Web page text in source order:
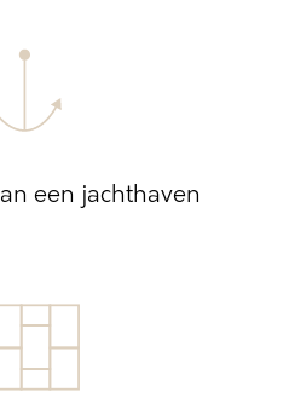
een jachthaven